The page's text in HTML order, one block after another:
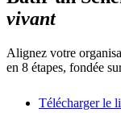
vivant
Alignez votre
en 8 étapes, fondée
Télécharger le